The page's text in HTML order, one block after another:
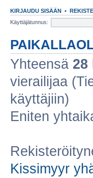
KIRJAUDU SISÄÄN •
Käyttäjätunnus:
Yhteensä 28
vierailijaa
käyttäjiin)
Eniten
Kissimyyr